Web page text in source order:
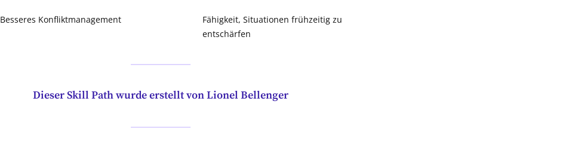
Besseres Konfliktmanagement
Fähigkeit, Situationen frühzeitig zu
entschärfen
Dieser Skill Path wurde erstellt von Lionel Bellenger